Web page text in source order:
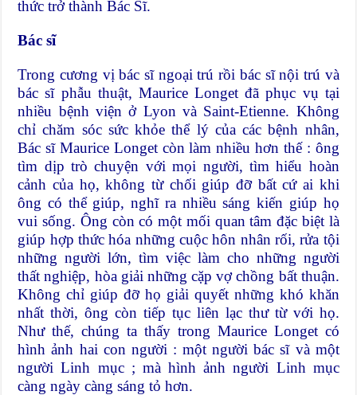
thức trở thành Bác Sĩ.
Bác sĩ
Trong cương vị bác sĩ ngoại trú rồi bác sĩ nội trú và
bác sĩ phẫu thuật, Maurice Longet đã phục vụ tại
nhiều bệnh viện ở Lyon và Saint-Etienne. Không
chỉ chăm sóc sức khỏe thể lý của các bệnh nhân,
Bác sĩ Maurice Longet còn làm nhiều hơn thế : ông
tìm dịp trò chuyện với mọi người, tìm hiểu hoàn
cảnh của họ, không từ chối giúp đỡ bất cứ ai khi
ông có thể giúp, nghĩ ra nhiều sáng kiến giúp họ
vui sống. Ông còn có một mối quan tâm đặc biệt là
giúp hợp thức hóa những cuộc hôn nhân rối, rửa tội
những người lớn, tìm việc làm cho những người
thất nghiệp, hòa giải những cặp vợ chồng bất thuận.
Không chỉ giúp đỡ họ giải quyết những khó khăn
nhất thời, ông còn tiếp tục liên lạc thư từ với họ.
Như thế, chúng ta thấy trong Maurice Longet có
hình ảnh hai con người : một người bác sĩ và một
người Linh mục ; mà hình ảnh người Linh mục
càng ngày càng sáng tỏ hơn.